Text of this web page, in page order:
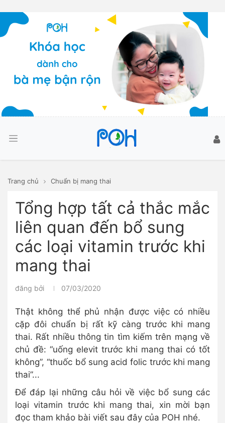
Trang chủ Chuẩn bị mang thai
Tổng hợp tất cả thắc mắc
liên quan đến bổ sung
các loại vitamin trước khi
mang thai
đăng bởi 07/03/2020
Thật không thể phủ nhận được việc có nhiều
cặp đôi chuẩn bị rất kỹ càng trước khi mang
thai. Rất nhiều thông tin tìm kiếm trên mạng về
chủ đề: “uống elevit trước khi mang thai có tốt
không”, “thuốc bổ sung acid folic trước khi mang
thai”...
Để đáp lại những câu hỏi về việc bổ sung các
loại vitamin trước khi mang thai, xin mời bạn
đọc tham khảo bài viết sau đây của POH nhé.